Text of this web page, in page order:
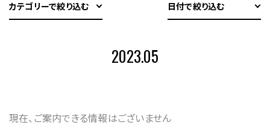
カテゴリーで絞り込む 日付で絞り込む
2023.05
現在、ご案内できる情報はございません